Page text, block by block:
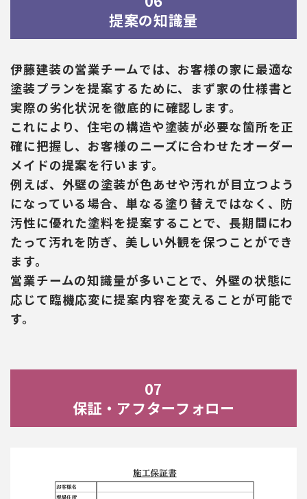
提案の知識量
伊藤建装の営業チームでは、お客様の家に最適な
塗装プランを提案するために、まず家の仕様書と
実際の劣化状況を徹底的に確認します。
これにより、住宅の構造や塗装が必要な箇所を正
確に把握し、お客様のニーズに合わせたオーダー
メイドの提案を行います。
例えば、外壁の塗装が色あせや汚れが目立つよう
になっている場合、単なる塗り替えではなく、防
汚性に優れた塗料を提案することで、長期間にわ
たって汚れを防ぎ、美しい外観を保つことができ
ます。
営業チームの知識量が多いことで、外壁の状態に
応じて臨機応変に提案内容を変えることが可能で
す。
07
保証・アフターフォロー